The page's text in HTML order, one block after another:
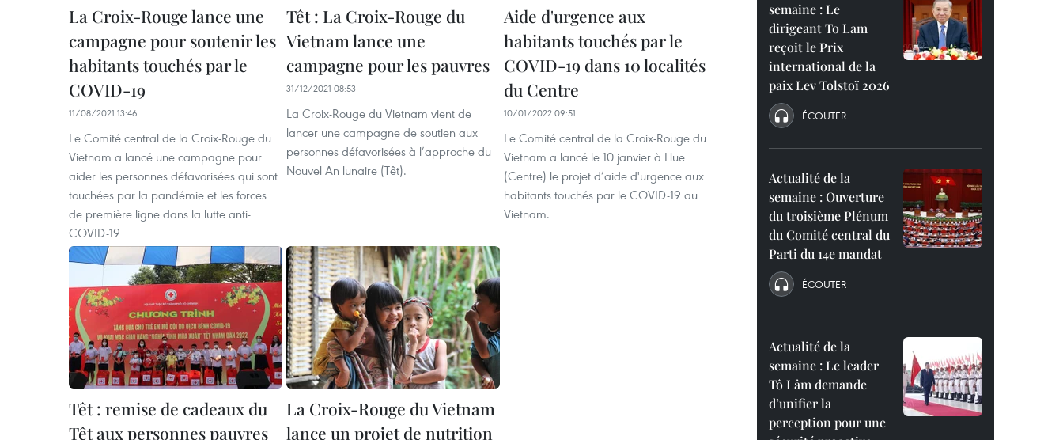
La Croix-Rouge lance une
campagne pour soutenir les
habitants touchés par le
COVID-19
11/08/2021 13:46
Le Comité central de la Croix-Rouge du
Vietnam a lancé une campagne pour
aider les personnes défavorisées qui sont
touchées par la pandémie et les forces
de première ligne dans la lutte anti-
COVID-19
Têt : La Croix-Rouge du
Vietnam lance une
campagne pour les pauvres
31/12/2021 08:53
La Croix-Rouge du Vietnam vient de
lancer une campagne de soutien aux
personnes défavorisées à l’approche du
Nouvel An lunaire (Têt).
Aide d'urgence aux
habitants touchés par le
COVID-19 dans 10 localités
du Centre
10/01/2022 09:51
Le Comité central de la Croix-Rouge du
Vietnam a lancé le 10 janvier à Hue
(Centre) le projet d’aide d'urgence aux
habitants touchés par le COVID-19 au
Vietnam. ​
Têt : remise de cadeaux du
Têt aux personnes pauvres
La Croix-Rouge du Vietnam
lance un projet de nutrition
semaine : Le
dirigeant To Lam
reçoit le Prix
international de la
paix Lev Tolstoï 2026
ÉCOUTER
Actualité de la
semaine : Ouverture
du troisième Plénum
du Comité central du
Parti du 14e mandat
ÉCOUTER
Actualité de la
semaine : Le leader
Tô Lâm demande
d’unifier la
perception pour une